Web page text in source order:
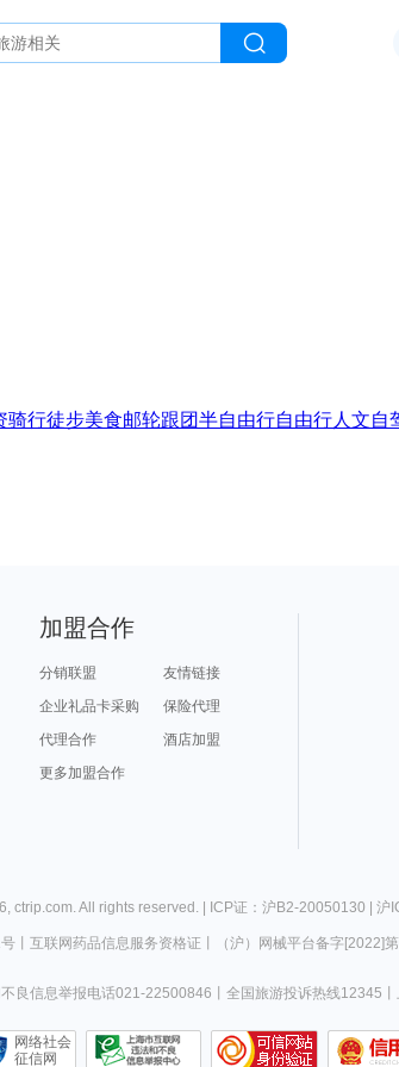
骑行徒步美食邮轮跟团半自由行自由行人文自
加盟合作
分销联盟
友情链接
企业礼品卡采购
保险代理
代理合作
酒店加盟
更多加盟合作
, ctrip.com. All rights reserved. | ICP证：沪B2-20050130 | 沪
丨 互联网药品信息服务资格证 （沪）网械平台备字[2022]
良信息举报电话021-22500846 全国旅游投诉热线12345
网络社会
征信网